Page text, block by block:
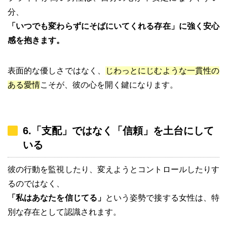
分、
「いつでも変わらずにそばにいてくれる存在」に強く安心
感を抱きます。
表面的な優しさではなく、
じわっとにじむような一貫性の
ある愛情こそが、彼の心を開く鍵になります。
6.「支配」ではなく「信頼」を土台にして
いる
彼の行動を監視したり、変えようとコントロールしたりす
るのではなく、
「私はあなたを信じてる」 という姿勢で接する女性は、特
別な存在として認識されます。